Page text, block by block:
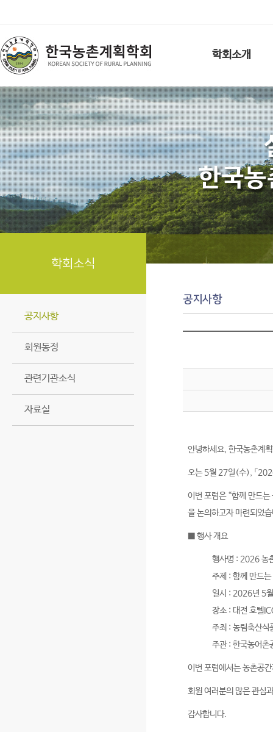
학회소개
학회소식
공지사항
회원동정
관련기관소식
자료실
공지사항
안녕하세요, 한국농촌계
오는 5월 27일(수), 「
이번 포럼은 “함께 만드
을 논의하고자 마련되었
■ 행사 개요
행사명 : 2026 농
주제 : 함께 만드
일시 : 2026년 5
장소 : 대전 호텔
주최 : 농림축산식
주관 : 한국농어촌
이번 포럼에서는 농촌공
회원 여러분의 많은 관심
감사합니다.